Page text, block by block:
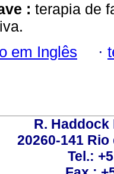
: terapia de
em Inglês ·
R. Haddock
20260-141
Tel.: